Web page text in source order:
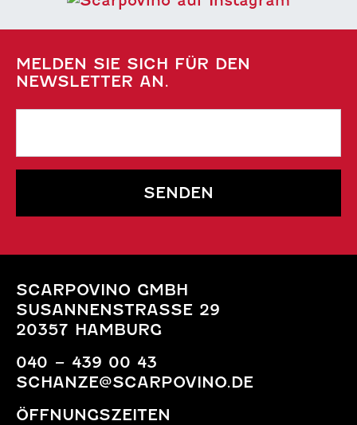
MELDEN SIE SICH FÜR DEN
NEWSLETTER AN.
SENDEN
SCARPOVINO GMBH
SUSANNENSTRASSE 29
20357 HAMBURG
040 – 439 00 43
SCHANZE@SCARPOVINO.DE
ÖFFNUNGSZEITEN